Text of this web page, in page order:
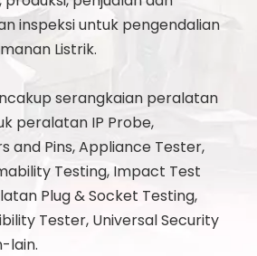
inspeksi untuk pengendalian
Listrik.
serangkaian peralatan
peralatan IP Probe,
and Pins, Appliance Tester,
Testing, Impact Test
Plug & Socket Testing,
Tester, Universal Security
lain.